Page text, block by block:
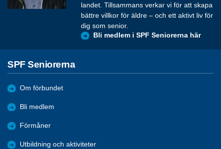
landet. Tillsammans verkar vi för att skapa
bättre villkor för äldre – och ett aktivt liv för
dig som senior.
Bli medlem i SPF Seniorerna här
SPF Seniorerna
Om förbundet
Bli medlem
Förmåner
Utbildning och aktiviteter